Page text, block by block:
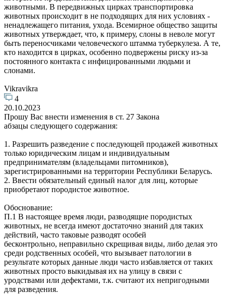
животными. В передвижных цирках транспортировка
животных происходит в не подходящих для них условиях -
ненадлежащего питания, ухода. Всемирное общество защиты
животных утверждает, что, к примеру, слоны в неволе могут
быть переносчиками человеческого штамма туберкулеза. А те,
кто находится в цирках, особенно подвержены риску из-за
постоянного контакта с инфицированными людьми и
слонами.
Vikravikra
4
20.10.2023
Прошу Вас внести изменения в ст. 27 Закона
абзацы следующего содержания:
1. Разрешить разведение с последующей продажей животных
только юридическим лицам и индивидуальным
предпринимателям (владельцами питомников),
зарегистрированными на территории Республики Беларусь.
2. Ввести обязательный единый налог для лиц, которые
приобретают породистое животное.
Обоснование:
П.1 В настоящее время люди, разводящие породистых
животных, не всегда имеют достаточно знаний для таких
действий, часто таковые разводят особей
бесконтрольно, неправильно скрещивая виды, либо делая это
среди родственных особей, что вызывает патологии в
результате которых данные люди часто избавляется от таких
животных просто выкидывая их на улицу в связи с
уродствами или дефектами, т.к. считают их непригодными
для разведения.